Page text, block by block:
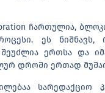
ჩართულია,
ეს ნიშნავს,
ერთსა და
დროში ერთად
სარედაქციო